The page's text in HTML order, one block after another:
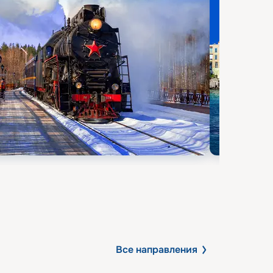
Все направления